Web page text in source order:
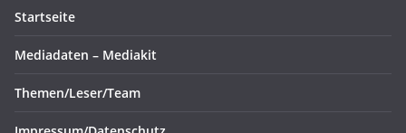
Startseite
Mediadaten – Mediakit
Themen/Leser/Team